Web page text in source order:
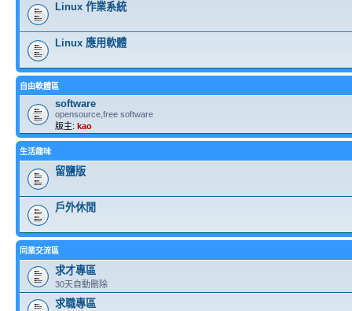
Linux 作業系統
Linux 應用軟體
自由軟體區
software
opensource,free software
版主: kao
生活趣味
留鹽版
戶外休閒
同業交流區
求才專區
30天自動刪除
求職專區